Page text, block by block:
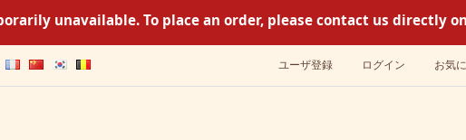
unavailable. To place an order, please contact us directly
ユーザ登録 ログイン お気